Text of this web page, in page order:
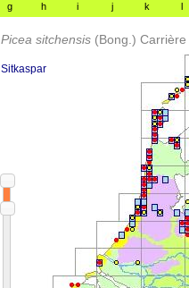
g h i j k l
Picea sitchensis (Bong.) Carrière
Sitkaspar